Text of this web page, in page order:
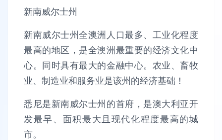
新南威尔士州
新南威尔士州全澳洲人口最多、工业化程度
最高的地区，是全澳洲最重要的经济文化中
心。同时具有最大的金融中心。农业、畜牧
业、制造业和服务业是该州的经济基础！
悉尼是新南威尔士州的首府，是澳大利亚开
发最早、面积最大且现代化程度最高的城
市。